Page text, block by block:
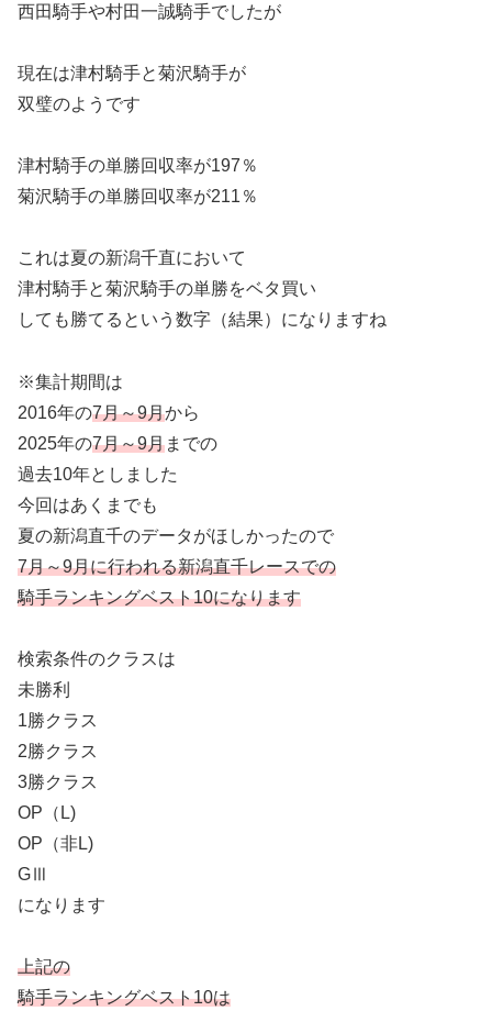
西田騎手や村田一誠騎手でしたが
現在は津村騎手と菊沢騎手が
双璧のようです
津村騎手の単勝回収率が197％
菊沢騎手の単勝回収率が211％
これは夏の新潟千直において
津村騎手と菊沢騎手の単勝をベタ買い
しても勝てるという数字（結果）になりますね
※集計期間は
2016年の7月～9月から
2025年の7月～9月までの
過去10年としました
今回はあくまでも
夏の新潟直千のデータがほしかったので
7月～9月に行われる新潟直千レースでの
騎手ランキングベスト10になります
検索条件のクラスは
未勝利
1勝クラス
2勝クラス
3勝クラス
OP（L)
OP（非L)
GⅢ
になります
上記の
騎手ランキングベスト10は